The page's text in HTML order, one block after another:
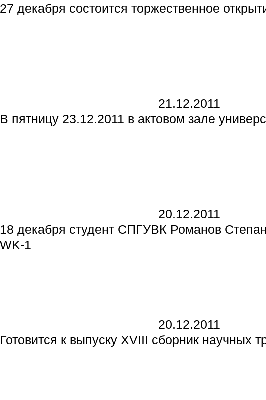
27 декабря состоится торжественное
21.12.2011
В пятницу 23.12.2011 в актовом зале
20.12.2011
18 декабря студент СПГУВК Романов
WK-1
20.12.2011
Готовится к выпуску XVIII сборник